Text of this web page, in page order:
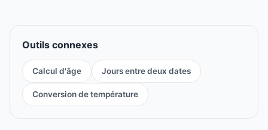
Outils connexes
Calcul d'âge Jours entre deux dates
Conversion de température